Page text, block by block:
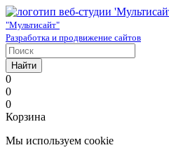
"Мультисайт"
Разработка и продвижение сайтов
Найти
0
0
0
Корзина
Мы используем cookie